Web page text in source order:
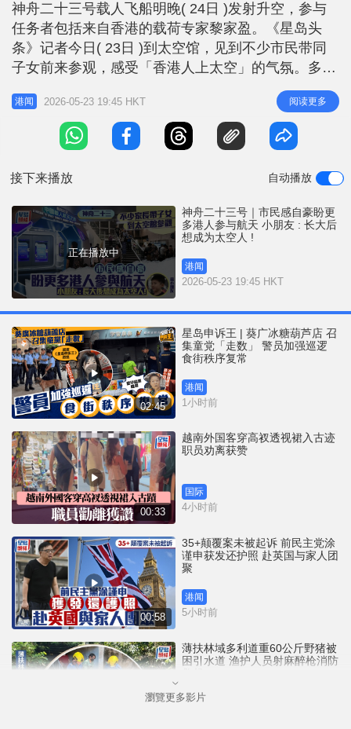
n
n
c
t
r
e
神舟二十三号载人飞船明晚( 24日 )发射升空，参与
任务者包括来自香港的载荷专家黎家盈。《星岛头
条》记者今日( 23日 )到太空馆，见到不少市民带同
子女前来参观，感受「香港人上太空」的气氛。多名
市民均表示为此感到自豪，认为事件具象征意义，并
有助提升青少年对航天及科研的兴趣。有小朋友指长
大后想成为太空人，探索宇宙。 市民: 明日睇直播 冀
未来有更多港人参与航天任务 邓先生表示，为香港
港闻 2026-05-23 19:45 HKT 阅读更多
接下来播放 自动播放
正在播放中
神舟二十三号｜市民感自豪盼更
多港人参与航天 小朋友 : 长大后
想成为太空人 !
港闻
2026-05-23 19:45 HKT
02:45
星岛申诉王 | 葵广冰糖葫芦店 召
集童党「走数」 警员加强巡逻
食街秩序复常
港闻
1小时前
00:33
越南外国客穿高衩透视裙入古迹
职员劝离获赞
国际
4小时前
00:58
35+颠覆案未被起诉 前民主党涂
谨申获发还护照 赴英国与家人团
聚
港闻
5小时前
薄扶林域多利道重60公斤野猪被
困引水道 渔护人员射麻醉枪消防
港闻
瀏覽更多影片